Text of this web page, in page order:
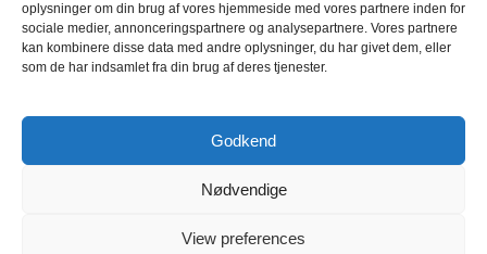
oplysninger om din brug af vores hjemmeside med vores partnere inden for
sociale medier, annonceringspartnere og analysepartnere. Vores partnere
kan kombinere disse data med andre oplysninger, du har givet dem, eller
som de har indsamlet fra din brug af deres tjenester.
Godkend
Nødvendige
View preferences
Skovlunde
Slagelse Slangerup Smørum
Smørumnedre
Sofiendal
Søften Solbjerg Solrød
Solrød Strand
Sønderborg
Søndersø Sorø Starup Stege
Stenløse
Stilling Stoholm
Sunds
Sydhavnen Taastrup
Taulov
Them Thisted Thurø By Tilst Tinglev
Tjæreborg
Tørring Trige
Vestbjerg Vester Hassing